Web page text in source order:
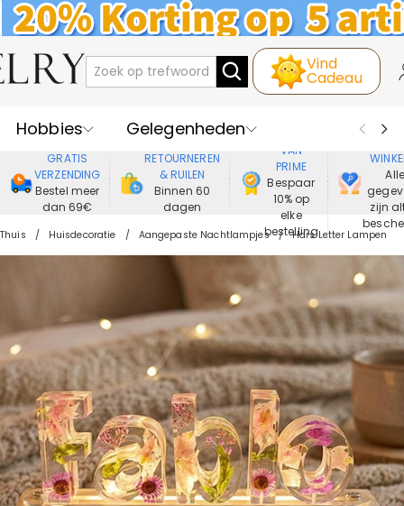
Vind
Cadeau
Hobbies
Gelegenheden
Recipienten
Best Verkochte
Nieuwe
Juwelen
Kleding
GRATIS
VERZENDING
Bestel meer
dan 69€
RETOURNEREN
& RUILEN
Binnen 60
dagen
VAN
PRIME
Bespaar
10% op
elke
bestelling
Alle
zijn
Thuis Huisdecoratie Aangepaste Nachtlampjes Hars Letter Lampen